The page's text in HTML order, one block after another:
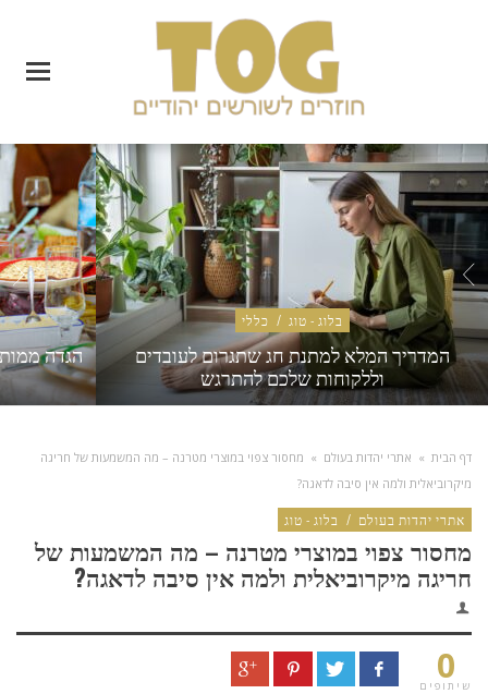
בלוג - טוג / כללי
המדריך המלא למתנת חג שתגרום לעובדים
וללקוחות שלכם להתרגש
הגדה
דף הבית » אתרי יהדות בעולם » מחסור צפוי במוצרי מטרנה – מה המשמעות של חריגה
מיקרוביאלית ולמה אין סיבה לדאגה?
אתרי יהדות בעולם / בלוג - טוג
מחסור צפוי במוצרי מטרנה – מה המשמעות של
חריגה מיקרוביאלית ולמה אין סיבה לדאגה?
0
שיתופים